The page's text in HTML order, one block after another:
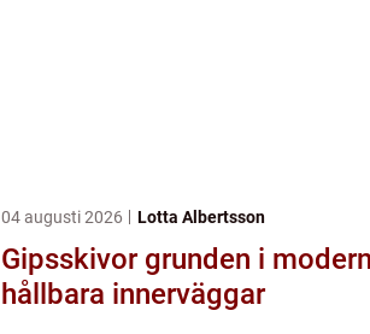
04 augusti 2026 Lotta Albertsson
Gipsskivor grunden i moderna,
hållbara innerväggar